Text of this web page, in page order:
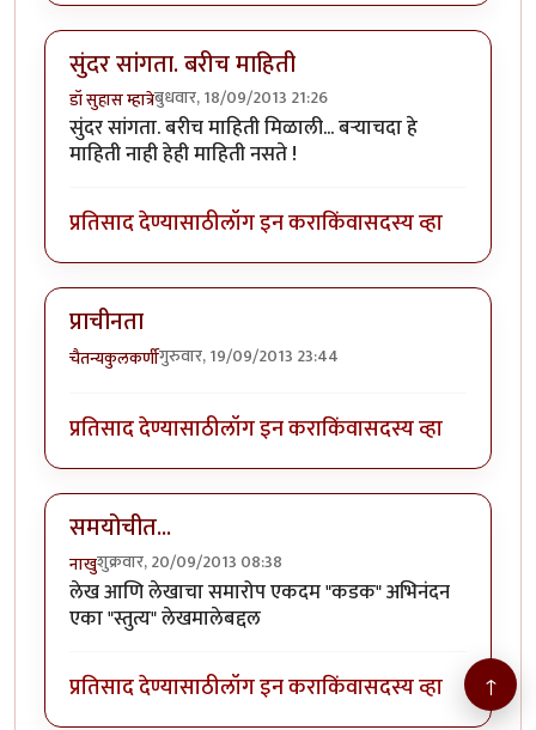
सुंदर सांगता. बरीच माहिती
डॉ सुहास म्हात्रेबुधवार, 18/09/2013 21:26
सुंदर सांगता. बरीच माहिती मिळाली... बर्‍याचदा हे
माहिती नाही हेही माहिती नसते !
प्रतिसाद देण्यासाठीलॉग इन कराकिंवासदस्य व्हा
प्राचीनता
चैतन्यकुलकर्णीगुरुवार, 19/09/2013 23:44
प्रतिसाद देण्यासाठीलॉग इन कराकिंवासदस्य व्हा
समयोचीत...
नाखुशुक्रवार, 20/09/2013 08:38
लेख आणि लेखाचा समारोप एकदम "कडक" अभिनंदन
एका "स्तुत्य" लेखमालेबद्दल
प्रतिसाद देण्यासाठीलॉग इन कराकिंवासदस्य व्हा ↑